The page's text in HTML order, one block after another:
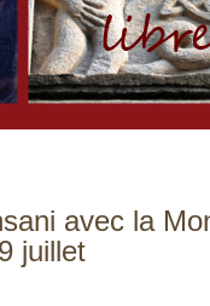
avec la
juillet